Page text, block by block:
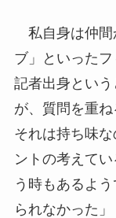
私自身は仲間
ブ」といったフ
記者出身とい
が、質問を重ね
それは持ち味
ントの考えて
う時もあるよ
られなかった